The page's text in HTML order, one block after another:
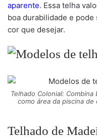
aparente. Essa telha
boa durabilidade e
cor que desejar.
Telhado Colonial:
como área da piscina
Telhado de